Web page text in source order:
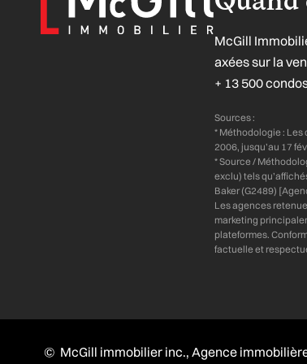
McGill
axées sur la
+ 13 500
Sources :
* Méthodologie :
2006, jusqu’au 17
* Source /
exclu) tels
Baker (G2489)
Les agences
marketing
plateformes.
factuelle et
© McGill immobilier inc., Agence